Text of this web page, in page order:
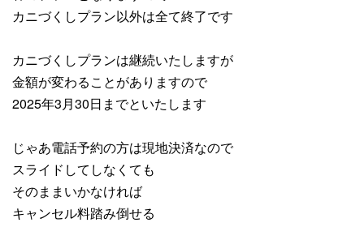
カニづくしプラン以外は全て終了です
カニづくしプランは継続いたしますが
金額が変わることがありますので
2025年3月30日までといたします
じゃあ電話予約の方は現地決済なので
スライドしてしなくても
そのままいかなければ
キャンセル料踏み倒せる